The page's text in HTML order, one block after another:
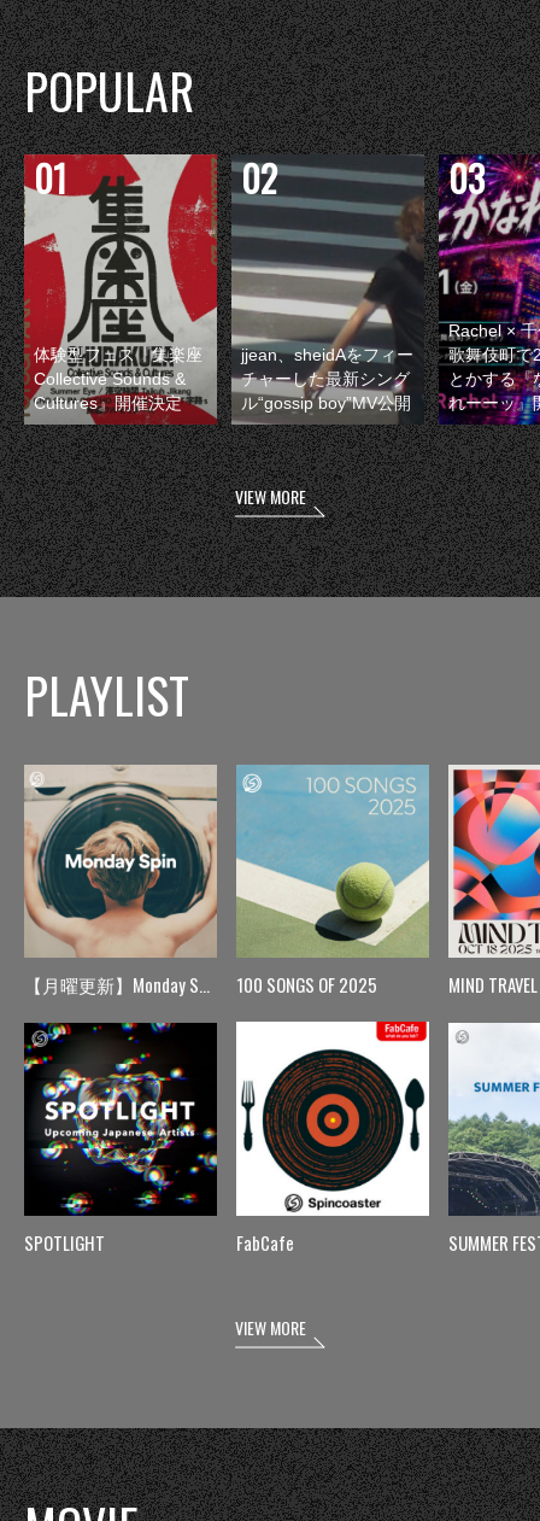
POPULAR
体験型フェス『集楽座
Collective Sounds &
Cultures』開催決定
jjean、sheidAをフィー
チャーした最新シング
ル“gossip boy”MV公開
Rachel ×
歌舞伎町で
とかする『
れーーッ』
VIEW MORE
PLAYLIST
【月曜更新】Monday Spin
SPOTLIGHT
100 SONGS OF 2025
FabCafe
MIND TRAVEL
SUMMER
VIEW MORE